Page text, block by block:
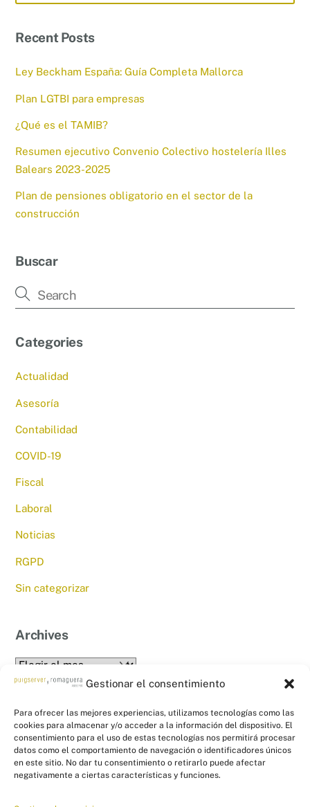
Gestionar el consentimiento
Para ofrecer las mejores experiencias, utilizamos tecnologías como las
cookies para almacenar y/o acceder a la información del dispositivo. El
consentimiento para el uso de estas tecnologías nos permitirá procesar
datos como el comportamiento de navegación o identificadores únicos
en este sitio. No dar tu consentimiento o retirarlo puede afectar
negativamente a ciertas características y funciones.
Recent Posts
Ley Beckham España: Guía Completa Mallorca
Plan LGTBI para empresas
¿Qué es el TAMIB?
Resumen ejecutivo Convenio Colectivo hostelería Illes
Balears 2023-2025
Plan de pensiones obligatorio en el sector de la
construcción
Buscar
Categories
Actualidad
Asesoría
Contabilidad
COVID-19
Fiscal
Laboral
Noticias
RGPD
Sin categorizar
Archives
Archives
Back
PYR Asesores - Asesoría Fiscal, Contable